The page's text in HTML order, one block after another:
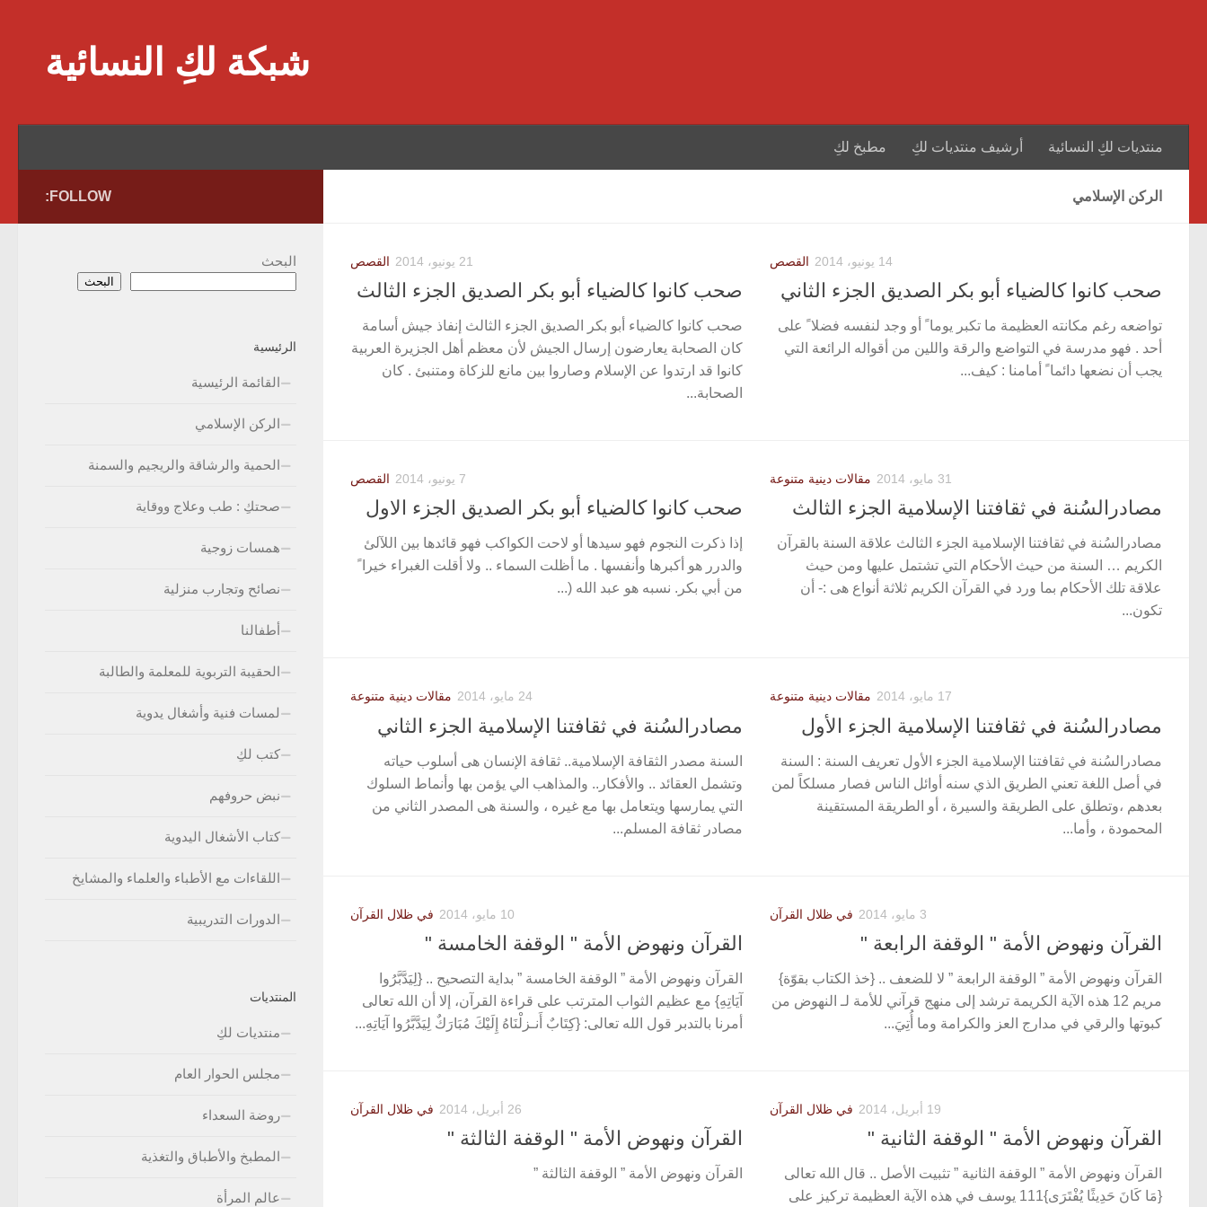
شبكة لكِ النسائية
منتديات لكِ النسائية أرشيف منتديات لكِ مطبخ لكِ
الركن الإسلامي
القصص 21 يونيو، 2014
صحب كانوا كالضياء أبو بكر الصديق الجزء الثالث
صحب كانوا كالضياء أبو بكر الصديق الجزء الثالث إنفاذ جيش أسامة
كان الصحابة يعارضون إرسال الجيش لأن معظم أهل الجزيرة العربية
كانوا قد ارتدوا عن الإسلام وصاروا بين مانع للزكاة ومتنبئ . كان
الصحابة...
القصص 14 يونيو، 2014
صحب كانوا كالضياء أبو بكر الصديق الجزء الثاني
تواضعه رغم مكانته العظيمة ما تكبر يوما ً أو وجد لنفسه فضلا ً على
أحد . فهو مدرسة في التواضع والرقة واللين من أقواله الرائعة التي
يجب أن نضعها دائما ً أمامنا : كيف...
القصص 7 يونيو، 2014
صحب كانوا كالضياء أبو بكر الصديق الجزء الاول
إذا ذكرت النجوم فهو سيدها أو لاحت الكواكب فهو قائدها بين اللآلئ
والدرر هو أكبرها وأنفسها . ما أظلت السماء .. ولا أقلت الغبراء خيرا ً
من أبي بكر. نسبه هو عبد الله (...
مقالات دينية متنوعة 31 مايو، 2014
مصادرالسُنة في ثقافتنا الإسلامية الجزء الثالث
مصادرالسُنة في ثقافتنا الإسلامية الجزء الثالث علاقة السنة بالقرآن
الكريم … السنة من حيث الأحكام التي تشتمل عليها ومن حيث
علاقة تلك الأحكام بما ورد في القرآن الكريم ثلاثة أنواع هى :- أن
تكون...
مقالات دينية متنوعة 24 مايو، 2014
مصادرالسُنة في ثقافتنا الإسلامية الجزء الثاني
السنة مصدر الثقافة الإسلامية.. ثقافة الإنسان هى أسلوب حياته
وتشمل العقائد .. والأفكار.. والمذاهب الي يؤمن بها وأنماط السلوك
التي يمارسها ويتعامل بها مع غيره ، والسنة هى المصدر الثاني من
مصادر ثقافة المسلم...
مقالات دينية متنوعة 17 مايو، 2014
مصادرالسُنة في ثقافتنا الإسلامية الجزء الأول
مصادرالسُنة في ثقافتنا الإسلامية الجزء الأول تعريف السنة : السنة
في أصل اللغة تعني الطريق الذي سنه أوائل الناس فصار مسلكاً لمن
بعدهم ،وتطلق على الطريقة والسيرة ، أو الطريقة المستقينة
المحمودة ، وأما...
في ظلال القرآن 10 مايو، 2014
القرآن ونهوض الأمة " الوقفة الخامسة "
القرآن ونهوض الأمة ” الوقفة الخامسة ” بداية التصحيح .. {لِيَدَّبَّرُوا
آيَاتِهِ} مع عظيم الثواب المترتب على قراءة القرآن، إلا أن الله تعالى
أمرنا بالتدبر قول الله تعالى: {كِتَابٌ أَنـزلْنَاهُ إِلَيْكَ مُبَارَكٌ لِيَدَّبَّرُوا آيَاتِهِ...
في ظلال القرآن 3 مايو، 2014
القرآن ونهوض الأمة " الوقفة الرابعة "
القرآن ونهوض الأمة ” الوقفة الرابعة ” لا للضعف .. {خذ الكتاب بقوّة}
مريم 12 هذه الآية الكريمة ترشد إلى منهج قرآني للأمة لـ النهوض من
كبوتها والرقي في مدارج العز والكرامة وما أُتِيَ...
في ظلال القرآن 26 أبريل، 2014
القرآن ونهوض الأمة " الوقفة الثالثة "
القرآن ونهوض الأمة ” الوقفة الثالثة ”
في ظلال القرآن 19 أبريل، 2014
القرآن ونهوض الأمة " الوقفة الثانية "
القرآن ونهوض الأمة ” الوقفة الثانية ” تثبيت الأصل .. قال الله تعالى
{مَا كَانَ حَدِيثًا يُفْتَرَى}111 يوسف في هذه الآية العظيمة تركيز على
FOLLOW:
البحث
البحث
الرئيسية
القائمة الرئيسية
الركن الإسلامي
الحمية والرشاقة والريجيم والسمنة
صحتكِ : طب وعلاج ووقاية
همسات زوجية
نصائح وتجارب منزلية
أطفالنا
الحقيبة التربوية للمعلمة والطالبة
لمسات فنية وأشغال يدوية
كتب لكِ
نبض حروفهم
كتاب الأشغال اليدوية
اللقاءات مع الأطباء والعلماء والمشايخ
الدورات التدريبية
المنتديات
منتديات لكِ
مجلس الحوار العام
روضة السعداء
المطبخ والأطباق والتغذية
عالم المرأة